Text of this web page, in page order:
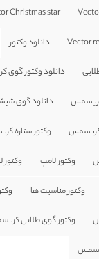
Christmas star
Vector دانلود وکتور
دانلود وکتور گوی
کریسمس دانلود گوی
کریسمس وکتور ستاره
وکتور لامپ وکتور
وکتور مناسبت ها
وکتور گوی طلایی